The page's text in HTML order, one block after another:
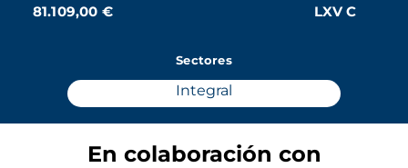
81.109,00 €
LXV C
Sectores
Integral
En colaboración con